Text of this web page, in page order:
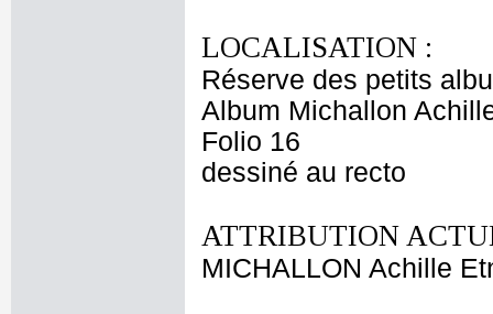
LOCALISATION :
Réserve des petits
Album Michallon
Folio 16
dessiné au recto
ATTRIBUTION
MICHALLON Achille